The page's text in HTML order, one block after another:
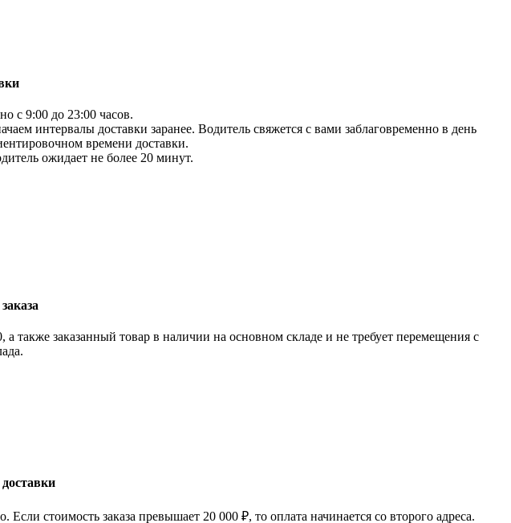
с 9:00 до 23:00 часов.
интервалы доставки заранее. Водитель свяжется с вами заблаговременно в день
времени доставки.
ожидает не более 20 минут.
также заказанный товар в наличии на основном складе и не требует перемещения с
Если стоимость заказа превышает 20 000 ₽, то оплата начинается со второго адреса.